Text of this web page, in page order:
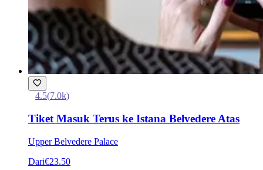
4.5(7.0k)
Tiket Masuk Terus ke Istana Belvedere Atas
Upper Belvedere Palace
Dari€23.50